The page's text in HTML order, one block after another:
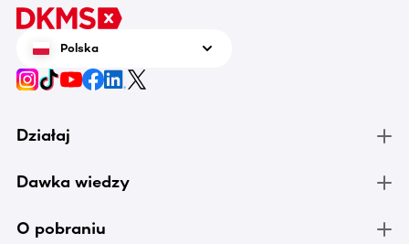
Polska
Działaj
Dawka wiedzy
O pobraniu